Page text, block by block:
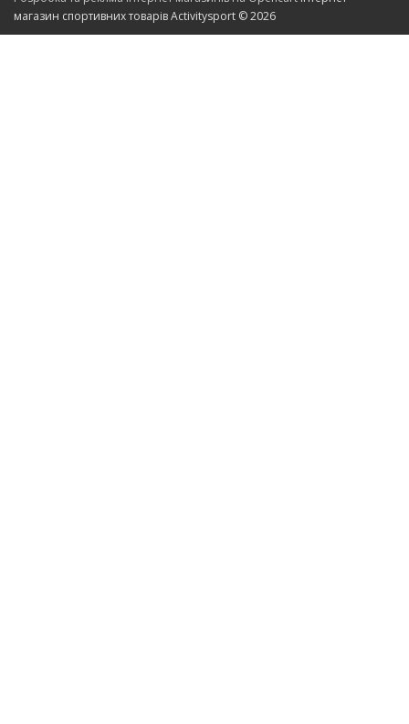
магазин спортивних товарів Activitysport © 2026